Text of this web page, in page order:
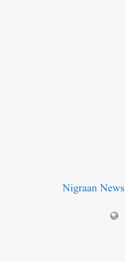
Nigraan News